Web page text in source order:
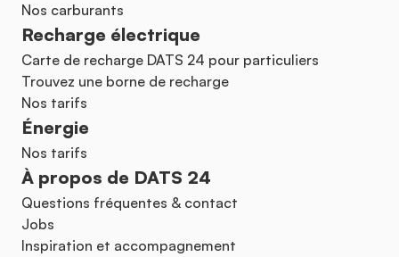
Nos carburants
Recharge électrique
Carte de recharge DATS 24 pour particuliers
Trouvez une borne de recharge
Nos tarifs
Énergie
Nos tarifs
À propos de DATS 24
Questions fréquentes & contact
Jobs
Inspiration et accompagnement